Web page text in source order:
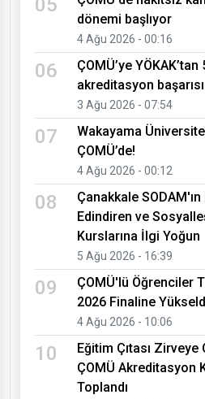
dönemi başlıyor
4 Ağu 2026 - 00:16
06
ÇOMÜ’ye YÖKAK’tan
akreditasyon başarısı
3 Ağu 2026 - 07:54
07
Wakayama
ÇOMÜ’de!
4 Ağu 2026 - 00:12
08
Çanakkale
Edindiren ve
Kurslarına İlgi Yoğun
5 Ağu 2026 - 16:39
09
ÇOMÜ'lü Öğrenciler
2026 Finaline
4 Ağu 2026 - 10:06
10
Eğitim Çıtası Zirveye
ÇOMÜ Akreditasyon
Toplandı